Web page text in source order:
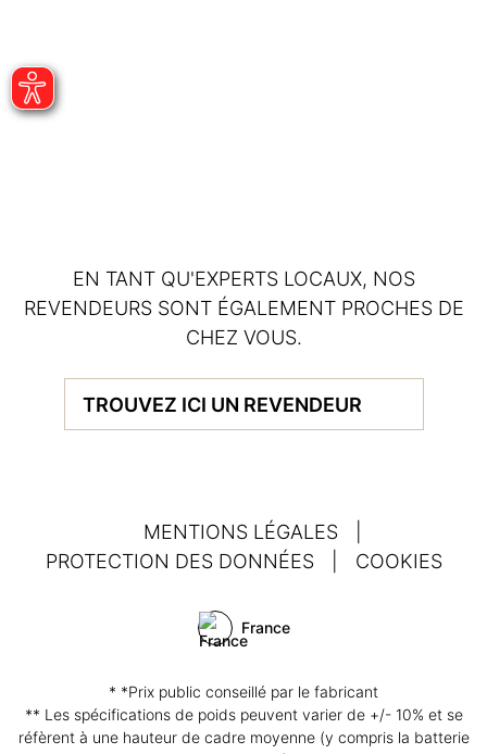
EN TANT QU'EXPERTS LOCAUX, NOS
REVENDEURS SONT ÉGALEMENT PROCHES DE
CHEZ VOUS.
TROUVEZ ICI UN REVENDEUR
MENTIONS LÉGALES
PROTECTION DES DONNÉES
COOKIES
France
* *Prix public conseillé par le fabricant
** Les spécifications de poids peuvent varier de +/- 10% et se
réfèrent à une hauteur de cadre moyenne (y compris la batterie